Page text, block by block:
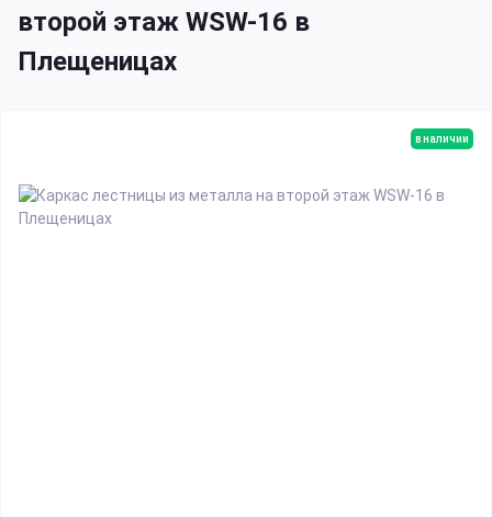
второй этаж WSW-16 в
Плещеницах
в наличии